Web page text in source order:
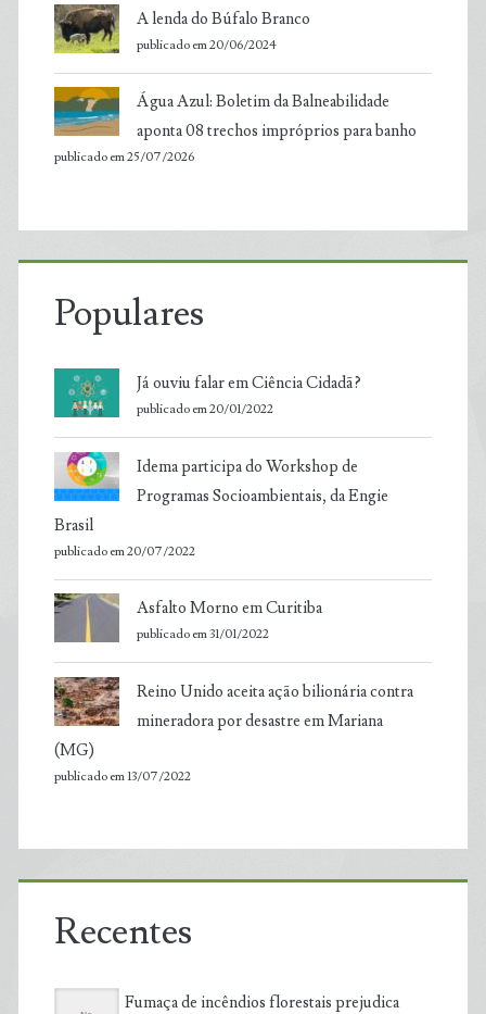
A lenda do Búfalo Branco
publicado em 20/06/2024
Água Azul: Boletim da Balneabilidade
aponta 08 trechos impróprios para banho
publicado em 25/07/2026
Populares
Já ouviu falar em Ciência Cidadã?
publicado em 20/01/2022
Idema participa do Workshop de
Programas Socioambientais, da Engie
Brasil
publicado em 20/07/2022
Asfalto Morno em Curitiba
publicado em 31/01/2022
Reino Unido aceita ação bilionária contra
mineradora por desastre em Mariana
(MG)
publicado em 13/07/2022
Recentes
Fumaça de incêndios florestais prejudica